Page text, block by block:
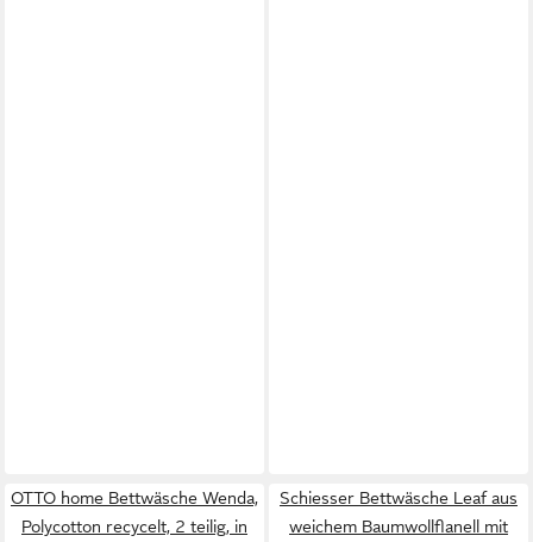
OTTO home Bettwäsche Wenda,
Polycotton recycelt, 2 teilig, in
Schiesser Bettwäsche Leaf aus
weichem Baumwollflanell mit